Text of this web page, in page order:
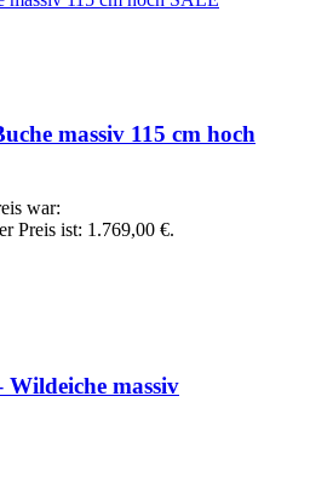
massiv 115 cm hoch
war:
Preis ist: 1.769,00 €.
massiv